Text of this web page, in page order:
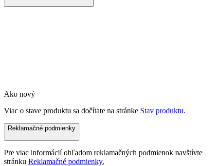
Ako nový
Viac o stave produktu sa dočítate na stránke Stav produktu.
Reklamačné podmienky
Pre viac informácií ohľadom reklamačných podmienok navštívte
stránku Reklamačné podmienky.